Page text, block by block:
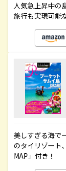
人気急上昇中の
旅行も実現可能
美しすぎる海で
のタイリゾート
MAP」付き！